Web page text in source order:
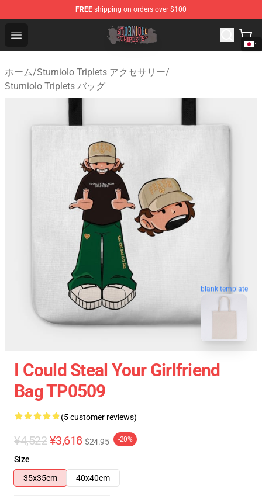
FREE shipping on orders over $100
Open menu
Sturniolo Triplets Shop - Official Sturniolo Triplets
ホーム/Sturniolo Triplets アクセサリー/
Sturniolo Triplets バッグ
blank template
I Could Steal Your Girlfriend
Bag TP0509
(5 customer reviews)
¥4,522 ¥3,618 $24.95 -20%
Size
35x35cm
40x40cm